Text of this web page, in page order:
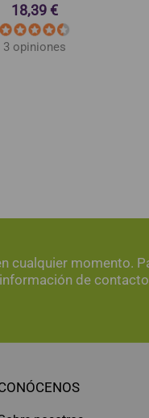
18,39 €
3 opiniones
cualquier momento.
de contacto